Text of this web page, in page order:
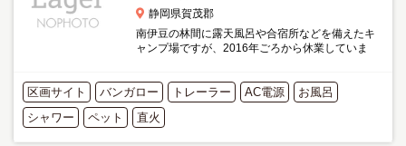
静岡県賀茂郡
南伊豆の林間に露天風呂や合宿所などを備えたキ
ャンプ場ですが、2016年ごろから休業していま
ります。 公式サイトも...
区画サイト バンガロー トレーラー AC電源
お風呂
シャワー
ペット 直火